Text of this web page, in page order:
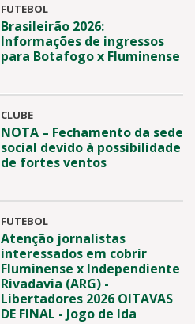
FUTEBOL
Brasileirão 2026:
Informações de ingressos
para Botafogo x Fluminense
CLUBE
NOTA – Fechamento da sede
social devido à possibilidade
de fortes ventos
FUTEBOL
Atenção jornalistas
interessados em cobrir
Fluminense x Independiente
Rivadavia (ARG) -
Libertadores 2026 OITAVAS
DE FINAL - Jogo de Ida